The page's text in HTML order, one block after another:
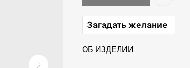
Загадать желание
ОБ ИЗДЕЛИИ